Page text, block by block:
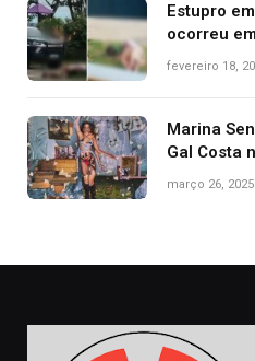
Estupro
ocorreu
fevereiro 18,
Marina
Gal Costa
naturais’
março 26, 2025